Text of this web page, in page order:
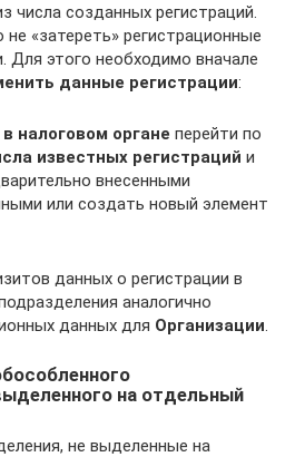
числа созданных регистраций.
«затереть» регистрационные
Для этого необходимо вначале
данные регистрации:
налоговом органе перейти по
известных регистраций и
внесенными
или создать новый элемент
данных о регистрации в
аналогично
данных для Организации.
на отдельный
не выделенные на